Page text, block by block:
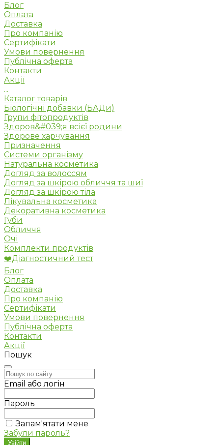
Блог
Оплата
Доставка
Про компанію
Сертифікати
Умови повернення
Публічна оферта
Контакти
Акції
...
Каталог товарів
Біологічні добавки (БАДи)
Групи фітопродуктів
Здоров&#039;я всієї родини
Здорове харчування
Призначення
Системи організму
Натуральна косметика
Догляд за волоссям
Догляд за шкірою обличчя та шиї
Догляд за шкірою тіла
Лікувальна косметика
Декоративна косметика
Губи
Обличчя
Очі
Комплекти продуктів
❤️Діагностичний тест
Блог
Оплата
Доставка
Про компанію
Сертифікати
Умови повернення
Публічна оферта
Контакти
Акції
Пошук
Email або логін
Пароль
Запам'ятати мене
Забули пароль?